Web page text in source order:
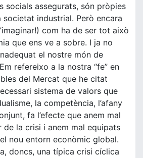
socials assegurats, són pròpies
societat industrial. Però encara
com ha de ser tot això
que ens ve a sobre. I ja no
el nostre món de
refereixo a la nostra “fe” en
del Mercat que he citat
sistema de valors que
la competència, l’afany
fa l’efecte que anem mal
la crisi i anem mal equipats
nou entorn econòmic global.
doncs, una típica crisi cíclica